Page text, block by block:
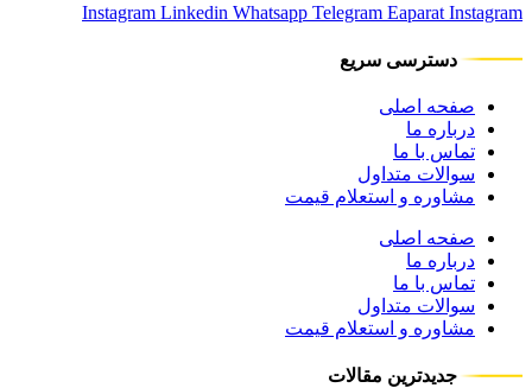
Instagram Linkedin Whatsapp Telegram Eaparat Instagram
دسترسی سریع
صفحه اصلی
درباره ما
تماس با ما
سوالات متداول
مشاوره و استعلام قیمت
صفحه اصلی
درباره ما
تماس با ما
سوالات متداول
مشاوره و استعلام قیمت
جدیدترین مقالات